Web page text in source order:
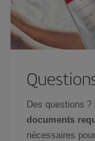
Des questions
documents
nécessaires